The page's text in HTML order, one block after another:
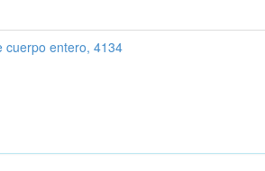
cuerpo entero, 4134